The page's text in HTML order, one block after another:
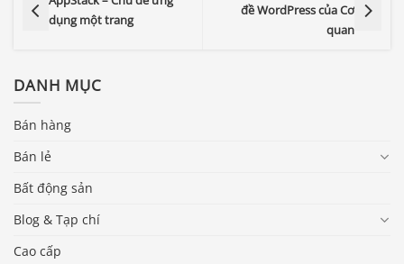
dụng một trang
đề WordPress của Cơ
quan
DANH MỤC
Bán hàng
Bán lẻ
Bất động sản
Blog & Tạp chí
Cao cấp